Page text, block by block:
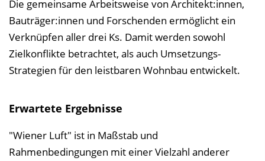
Die gemeinsame Arbeitsweise von Architekt:innen,
Bauträger:innen und Forschenden ermöglicht ein
Verknüpfen aller drei Ks. Damit werden sowohl
Zielkonflikte betrachtet, als auch Umsetzungs-
Strategien für den leistbaren Wohnbau entwickelt.
Erwartete Ergebnisse
"Wiener Luft" ist in Maßstab und
Rahmenbedingungen mit einer Vielzahl anderer